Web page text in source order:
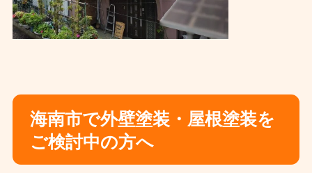
海南市で外壁塗装・屋根塗装を
ご検討中の方へ